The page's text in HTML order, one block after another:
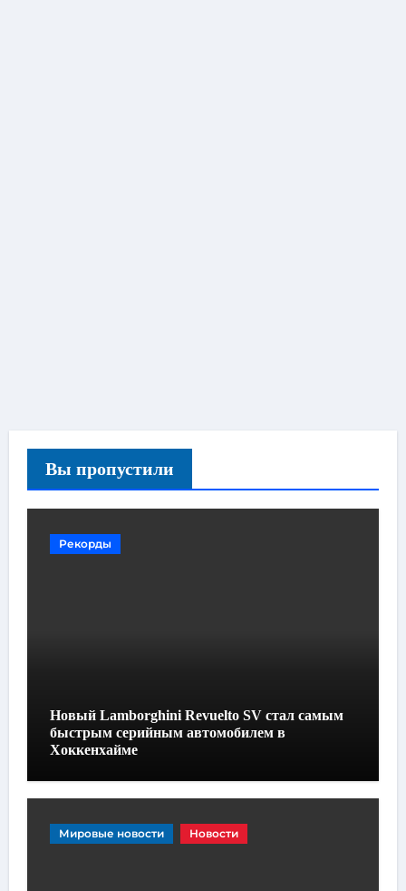
Вы пропустили
Рекорды
Новый Lamborghini Revuelto SV стал самым
быстрым серийным автомобилем в
Хоккенхайме
Мировые новости Новости